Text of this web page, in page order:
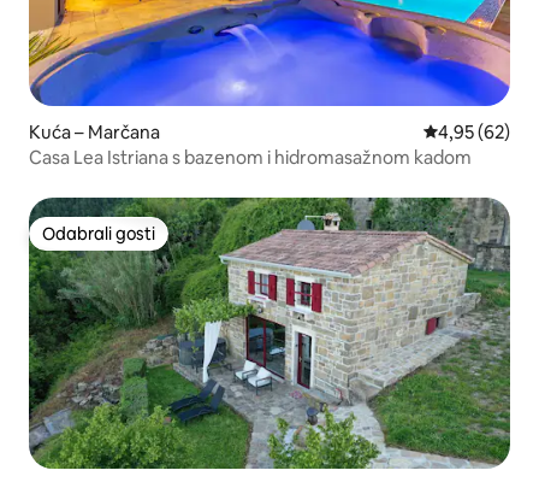
Kuća – Marčana Prosječna
4,95 (62)
Casa Lea Istriana s bazenom i hidromasažnom kadom
Odabrali gosti
Odabrali gosti